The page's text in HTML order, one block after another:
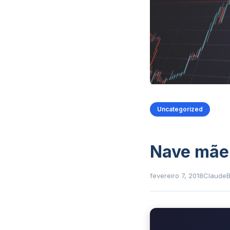
Uncategorized
Nave mãe
fevereiro 7, 2018